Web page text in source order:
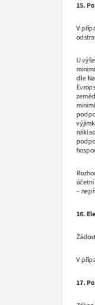
15.
V
U
dle
účetní
–
16.
V
17.